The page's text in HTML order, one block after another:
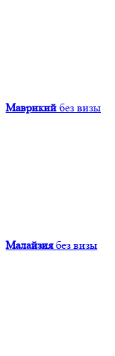
Маврикий без визы
Малайзия без визы